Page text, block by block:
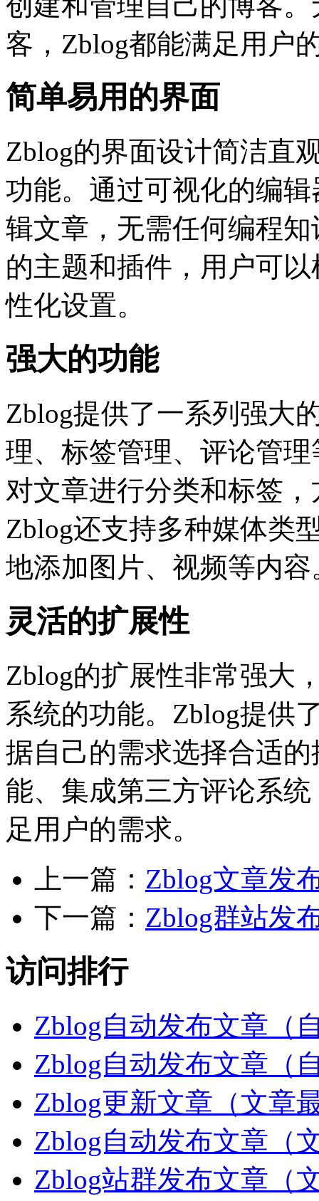
客，Zblog都能满足用户
简单易用的界面
Zblog的界面设计简洁直
功能。通过可视化的编
辑文章，无需任何编程
的主题和插件，用户可
性化设置。
强大的功能
Zblog提供了一系列强大
理、标签管理、评论管
对文章进行分类和标签
Zblog还支持多种媒体类
地添加图片、视频等内容
灵活的扩展性
Zblog的扩展性非常强大
系统的功能。Zblog提供
据自己的需求选择合适
能、集成第三方评论系
足用户的需求。
上一篇： Zblog文章发
下一篇： Zblog群站发
访问排行
Zblog自动发布文章（
Zblog自动发布文章（
Zblog更新文章（文章
Zblog自动发布文章（
Zblog站群发布文章（